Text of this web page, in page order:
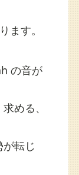
ます。
の音が
める、
転じ